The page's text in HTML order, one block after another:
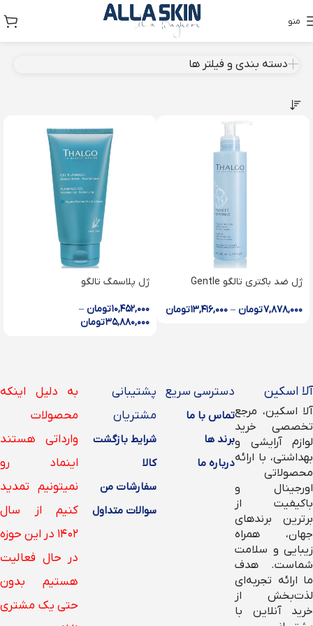
منو
دسته بندی و فیلتر ها
ژل ضد باکتری تالگو Gentle
۷,۸۷۸,۰۰۰تومان – ۱۳,۴۱۶,۰۰۰تومان
ژل پلاسمگ تالگو
۱۰,۴۵۲,۰۰۰تومان –
۳۵,۸۸۰,۰۰۰تومان
آلا اسکین
آلا اسکین، مرجع
تخصصی خرید
لوازم آرایشی و
بهداشتی، با ارائه
محصولاتی
اورجینال و
باکیفیت از
برترین برندهای
جهان، همراه
زیبایی و سلامت
شماست. هدف
ما ارائه تجربه‌ای
لذت‌بخش از
خرید آنلاین با
دسترسی سریع
تماس با ما
برند ها
درباره ما
پشتیبانی
مشتریان
شرایط بازگشت
کالا
سفارشات من
سوالات متداول
به دلیل اینکه
محصولات
وارداتی هستند
اینماد رو
نمیتونیم تمدید
کنیم از سال
۱۴۰۲ در این حوزه
در حال فعالیت
هستیم بدون
حتی یک مشتری